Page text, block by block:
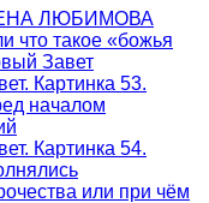
ЛЮБИМОВА
что такое «божья
Завет
Картинка 53.
началом
Картинка 54.
или при чём